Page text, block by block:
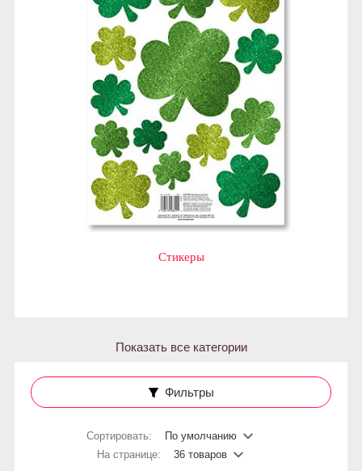
Стикеры
Показать все категории
Фильтры
Сортировать:
По умолчанию
На странице:
36 товаров